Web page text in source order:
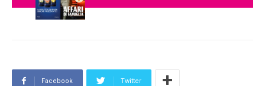
Facebook Twitter